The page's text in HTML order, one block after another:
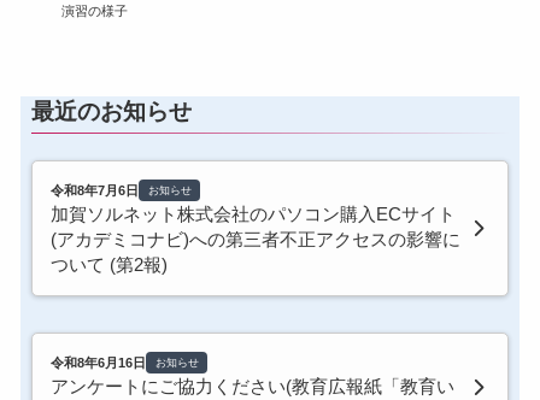
演習の様子
最近のお知らせ
令和8年7月6日 お知らせ
加賀ソルネット株式会社のパソコン購入ECサイト
(アカデミコナビ)への第三者不正アクセスの影響に
ついて (第2報)
令和8年6月16日 お知らせ
アンケートにご協力ください(教育広報紙「教育い